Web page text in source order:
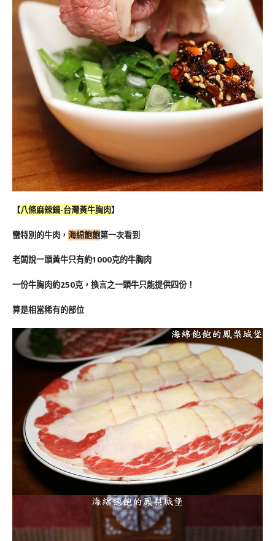
【八條麻辣鍋-台灣黃牛胸肉】
蠻特別的牛肉， 海綿飽飽第一次看到
老闆說一頭黃牛只有約1000克的牛胸肉
一份牛胸肉約250克，換言之一頭牛只能提供四份！
算是相當稀有的部位